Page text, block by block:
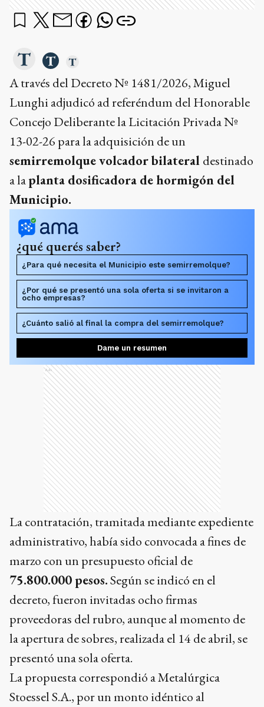
A través del Decreto Nº 1481/2026, Miguel
Lunghi adjudicó ad referéndum del Honorable
Concejo Deliberante la Licitación Privada Nº
13-02-26 para la adquisición de un
semirremolque volcador bilateral destinado
a laplanta dosificadora de hormigón del
Municipio.
¿qué querés saber?
¿Para qué necesita el Municipio este semirremolque?
¿Por qué se presentó una sola oferta si se invitaron a
ocho empresas?
¿Cuánto salió al final la compra del semirremolque?
Dame un resumen
Ads
La contratación, tramitada mediante expediente
administrativo, había sido convocada a fines de
marzo con un presupuesto oficial de
75.800.000 pesos.Según se indicó en el
decreto, fueron invitadas ocho firmas
proveedoras del rubro, aunque al momento de
la apertura de sobres, realizada el 14 de abril, se
presentó una sola oferta.
La propuesta correspondió a Metalúrgica
Stoessel S.A., por un monto idéntico al